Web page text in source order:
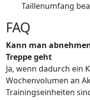
Taillenumfang
FAQ
Kann man
Treppe geht
Ja, wenn dadurch ein
Wochenvolumen an
Trainingseinheiten